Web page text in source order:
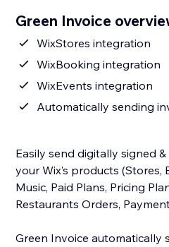
Green Invoice
WixStores integration
WixBooking integration
WixEvents integration
Automatically sending
Easily send digitally signed
your Wix’s products (Stores,
Music, Paid Plans, Pricing
Restaurants Orders,
Green Invoice automatically